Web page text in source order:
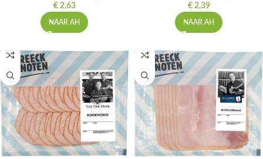
€2,63
NAAR AH
€2,39
NAAR AH